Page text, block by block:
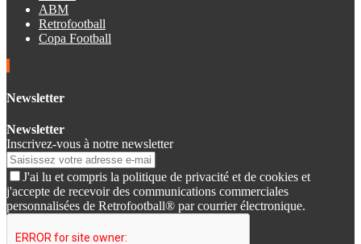
ABM
Retrofootball
Copa Football
Newsletter
Newsletter
Inscrivez-vous à notre newsletter
J'ai lu et compris la politique de privacité et de cookies et
j'accepte de recevoir des communications commerciales
personnalisées de Retrofootball® par courrier électronique.